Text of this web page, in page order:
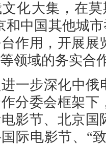
化大集，在
和中国其他城
作用，开展
领域的务实合
一步深化中俄
分委会框架
影节、北京
际电影节、“